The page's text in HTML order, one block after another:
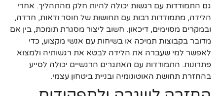
גם התמודדות עם רגשות יכולה להיות חלק מהתהליך. אחרי
הלידה, מתמודדות רבות עם תחושות של חוסר ודאות, חרדה,
ובמקרים מסוימים, דיכאון. חשוב ליצור מסגרת תומכת, בין אם
מדובר בקבוצות תמיכה או בשיחות עם אנשי מקצוע, כדי
לאפשר למי שעברה את הלידה לבטא את רגשותיה ולמצוא
פתרונות. התמודדות עם האתגרים הרגשיים יכולה לסייע
בהחזרת תחושת האוטונומיה ובניית ביטחון עצמי.